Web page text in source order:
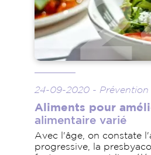
24-09-2020 - Prévention
Aliments pour
alimentaire varié
Avec l'âge, on constate
progressive, la